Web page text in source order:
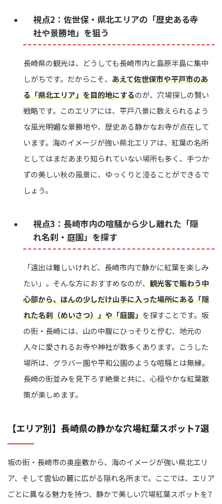
視点2：佐世保・県北エリアの「歴史ある寺
社や景勝地」を狙う
長崎県の観光は、どうしても長崎市内と島原半島に集中
しがちです。だからこそ、 あえて佐世保市や平戸市のあ
る「県北エリア」を目的地にするのが、穴場探しの賢い
戦略です。このエリアには、平戸八景に数えられるよう
な風光明媚な景勝地や、歴史ある静かなお寺が点在して
います。海のイメージが強い県北エリアは、紅葉の名所
としてはまだあまり知られていない場所も多く、手つか
ずの美しい秋の風景に、ゆっくりと浸ることができるで
しょう。
視点3：長崎市内の喧騒から少し離れた「隠
れ名刹・庭園」を探す
「遠出は難しいけれど、長崎市内で静かに紅葉を楽しみ
たい」。そんな方におすすめなのが、 観光客で賑わう中
心部から、ほんの少しだけ山手に入った場所にある「隠
れた名刹（めいさつ）」や「庭園」を探すことです。坂
の街・長崎には、山の中腹にひっそりと佇む、地元の
人々に愛されるお寺や神社が数多くあります。こうした
場所は、グラバー園や平和公園のような喧騒とは無縁。
長崎の街並みを見下ろす絶景と共に、心穏やかな紅葉散
策が楽しめます。
【エリア別】長崎県の静かな穴場紅葉スポット7選
坂の街・長崎市の奥座敷から、海のイメージが強い県北エリ
ア、そして雲仙の麓に広がる隠れ名所まで。ここでは、エリア
ごとに異なる魅力を持つ、静かで美しい穴場紅葉スポットを7